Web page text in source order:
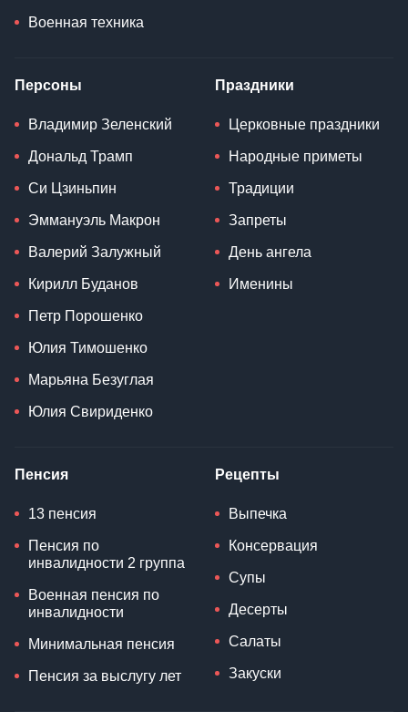
Военная техника
Персоны
Владимир Зеленский
Дональд Трамп
Си Цзиньпин
Эммануэль Макрон
Валерий Залужный
Кирилл Буданов
Петр Порошенко
Юлия Тимошенко
Марьяна Безуглая
Юлия Свириденко
Праздники
Церковные праздники
Народные приметы
Традиции
Запреты
День ангела
Именины
Пенсия
13 пенсия
Пенсия по
инвалидности 2 группа
Военная пенсия по
инвалидности
Минимальная пенсия
Пенсия за выслугу лет
Рецепты
Выпечка
Консервация
Супы
Десерты
Салаты
Закуски